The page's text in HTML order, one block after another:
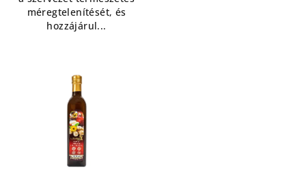
méregtelenítését, és
hozzájárul...